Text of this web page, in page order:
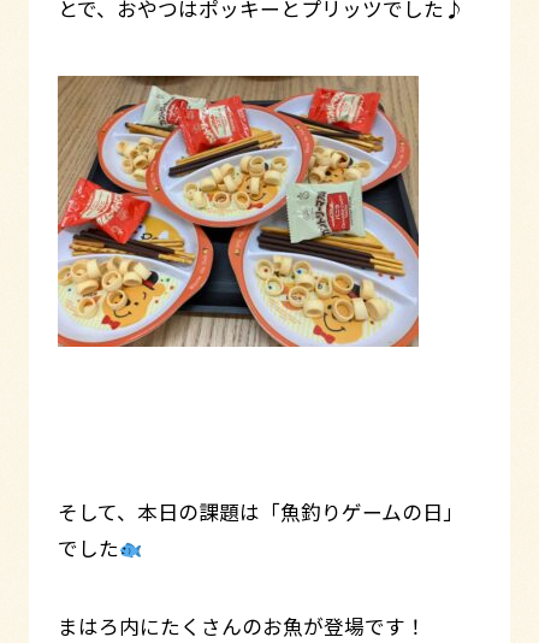
とで、おやつはポッキーとプリッツでした♪
そして、本日の課題は「魚釣りゲームの日」
でした
まはろ内にたくさんのお魚が登場です！